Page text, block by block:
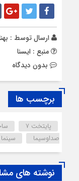
ارسال توسط :
منبع : ایسنا
بدون دیدگاه
برچسب ها
پایتخت 7
صداوسیما
نوشته های